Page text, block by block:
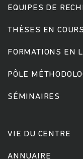
EQUIPES DE
THÈSES EN COURS
FORMATIONS EN
PÔLE
SÉMINAIRES
VIE DU CENTRE
ANNUAIRE